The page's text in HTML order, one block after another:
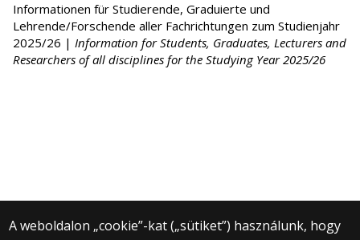
Informationen für Studierende, Graduierte und
Lehrende/Forschende aller Fachrichtungen zum Studienjahr
2025/26 | Information for Students, Graduates, Lecturers and
Researchers of all disciplines for the Studying Year 2025/26
A weboldalon „cookie”-kat („sütiket”) használunk, hogy